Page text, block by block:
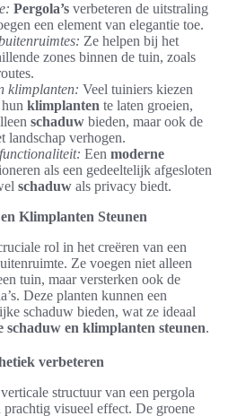
Pergola’s verbeteren de uitstraling
een element van elegantie toe.
Ze helpen bij het
zones binnen de tuin, zoals
klimplanten: Veel tuiniers kiezen
klimplanten te laten groeien,
schaduw bieden, maar ook de
landschap verhogen.
Een moderne
als een gedeeltelijk afgesloten
schaduw als privacy biedt.
Klimplanten Steunen
rol in het creëren van een
Ze voegen niet alleen
tuin, maar versterken ook de
Deze planten kunnen een
schaduw bieden, wat ze ideaal
schaduw en klimplanten steunen.
verbeteren
structuur van een pergola
prachtig visueel effect. De groene